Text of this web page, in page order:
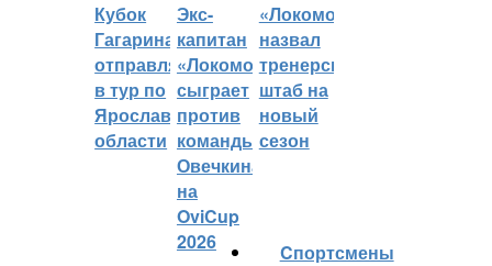
Кубок
Гагарина
отправляется
в тур по
Ярославской
области
Экс-
капитан
«Локомотива»
сыграет
против
команды
Овечкина
на
OviCup
2026
«Локомотив»
назвал
тренерский
штаб на
новый
сезон
Cпортсмены